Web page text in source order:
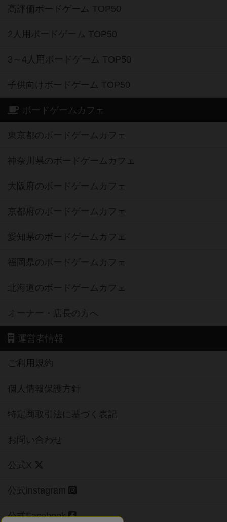
高評価ボードゲーム TOP50
2人用ボードゲーム TOP50
3～4人用ボードゲーム TOP50
子供向けボードゲーム TOP50
ボードゲームカフェ
東京都のボードゲームカフェ
神奈川県のボードゲームカフェ
大阪府のボードゲームカフェ
京都府のボードゲームカフェ
愛知県のボードゲームカフェ
福岡県のボードゲームカフェ
北海道のボードゲームカフェ
オーナー・店長の方へ
運営者情報
ご利用規約
個人情報保護方針
特定商取引法に基づく表記
お問い合わせ
公式X
公式instagram
公式Facebook